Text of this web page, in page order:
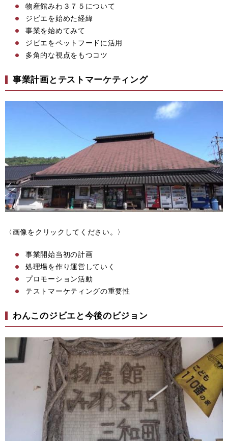
物産館みわ３７５について
ジビエを始めた経緯
事業を始めてみて
ジビエをペットフードに活用
多角的な視点をもつコツ
事業計画とテストマーケティング
〈画像をクリックしてください。〉
事業開始当初の計画
処理場を作り運営していく
プロモーション活動
テストマーケティングの重要性
わんこのジビエと今後のビジョン